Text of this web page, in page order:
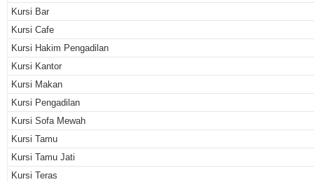
Kursi Bar
Kursi Cafe
Kursi Hakim Pengadilan
Kursi Kantor
Kursi Makan
Kursi Pengadilan
Kursi Sofa Mewah
Kursi Tamu
Kursi Tamu Jati
Kursi Teras